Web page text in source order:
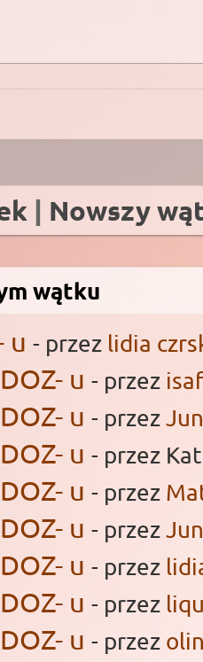
| Nowszy
wątku
u - przez lidia
u - przez
u - przez
u - przez
u - przez
u - przez
u - przez
u - przez
u - przez